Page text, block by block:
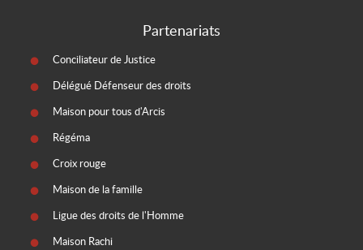
Partenariats
Conciliateur de Justice
Délégué Défenseur des droits
Maison pour tous d'Arcis
Régéma
Croix rouge
Maison de la famille
Ligue des droits de l'Homme
Maison Rachi